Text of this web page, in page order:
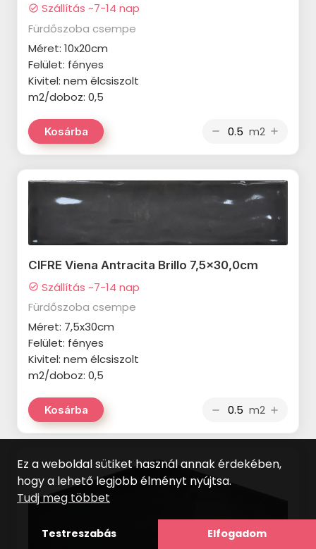
VALORE Royal Grey termékcsalád
VALORE Electra termékcsalád
VALORE Botanica termékcsalád
VALORE Next termékcsalád
VALORE Alphaville termékcsalád
VALORE Vena Bella termékcsalád
VALORE Prestige termékcsalád
VALORE Princess termékcsalád
SAIME I Colori termékcsalád
TUBADZIN Albero termékcsalád
TUBADZIN Atlantic termékcsalád
TUBADZIN Barbados termékcsalád
TUBADZIN Barbora termékcsalád
TUBADZIN Calluna termékcsalád
TUBADZIN Clarity termékcsalád
TUBADZIN Entity termékcsalád
TUBADZIN Galium termékcsalád
check_circle Szállítás ~7-14 nap
Fürdőszoba csempe
Méret: 10x20cm
Felület: fényes
Kivitel: nem élcsiszolt
m2/doboz: 0,5
Kosárba remove m2 add
CIFRE Viena Antracita Brillo 7,5x30,0cm
check_circle Szállítás ~7-14 nap
Fürdőszoba csempe
Méret: 7,5x30cm
Felület: fényes
Kivitel: nem élcsiszolt
m2/doboz: 0,5
Kosárba remove m2 add
Ez a weboldal sütiket használ annak érdekében,
hogy a lehető legjobb élményt nyújtsa.
Tudj meg többet
Testreszabás Elfogadom